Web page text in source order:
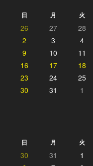
日 月 火
26 27 28
2
3 4
9
10 11
16
17 18
23
24 25
30
31 1
日 月 火
30 31 1